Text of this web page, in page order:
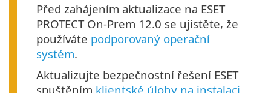
Před zahájením aktualizace na ESET
PROTECT On-Prem 12.0 se ujistěte, že
používáte podporovaný operační
systém.
Aktualizujte bezpečnostní řešení ESET
spuštěním klientské úlohy na instalaci